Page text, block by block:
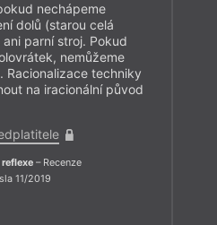
nechápeme
dolů (starou celá
parní stroj. Pokud
nemůžeme
Racionalizace techniky
na iracionální původ
reflexe– Recenze
11/2019